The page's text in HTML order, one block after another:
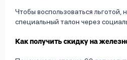
Чтобы воспользоваться
специальный талон через
Как получить скидку на